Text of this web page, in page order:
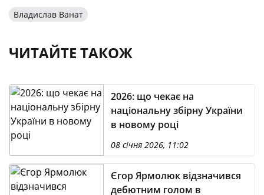
Владислав Ванат
ЧИТАЙТЕ ТАКОЖ
2026: що чекає на
національну збірну України
в новому році
08 січня 2026, 11:02
Єгор Ярмолюк відзначився
дебютним голом в